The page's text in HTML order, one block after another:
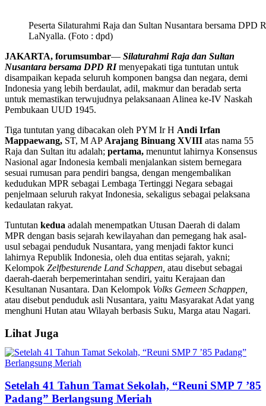
Peserta Silaturahmi Raja dan Sultan Nusantara bersama DPD
LaNyalla. (Foto : dpd)
JAKARTA, forumsumbar— Silaturahmi Raja dan Sultan
Nusantara bersama DPD RImenyepakati tiga tuntutan untuk
disampaikan kepada seluruh komponen bangsa dan negara, demi
Indonesia yang lebih berdaulat, adil, makmur dan beradab serta
untuk memastikan terwujudnya pelaksanaan Alinea ke-IV Naskah
Pembukaan UUD 1945.
Tiga tuntutan yang dibacakan oleh PYM Ir H Andi Irfan
Mappaewang, ST, M AP Arajang Binuang XVIII atas nama 55
Raja dan Sultan itu adalah; pertama, menuntut lahirnya Konsensus
Nasional agar Indonesia kembali menjalankan sistem bernegara
sesuai rumusan para pendiri bangsa, dengan mengembalikan
kedudukan MPR sebagai Lembaga Tertinggi Negara sebagai
penjelmaan seluruh rakyat Indonesia, sekaligus sebagai pelaksana
kedaulatan rakyat.
Tuntutan kedua adalah menempatkan Utusan Daerah di dalam
MPR dengan basis sejarah kewilayahan dan pemegang hak asal-
usul sebagai penduduk Nusantara, yang menjadi faktor kunci
lahirnya Republik Indonesia, oleh dua entitas sejarah, yakni;
Kelompok Zelfbesturende Land Schappen, atau disebut sebagai
daerah-daerah berpemerintahan sendiri, yaitu Kerajaan dan
Kesultanan Nusantara. Dan Kelompok Volks Gemeen Schappen,
atau disebut penduduk asli Nusantara, yaitu Masyarakat Adat yang
menghuni Hutan atau Wilayah berbasis Suku, Marga atau Nagari.
Lihat Juga
Setelah 41 Tahun Tamat Sekolah, “Reuni SMP 7 ’85
Padang” Berlangsung Meriah